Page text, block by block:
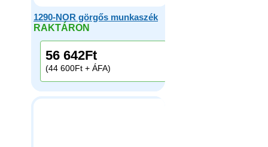
1290-NOR görgős munkaszék
RAKTÁRON
56 642Ft
(44 600Ft + ÁFA)